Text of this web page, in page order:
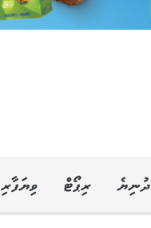
ދުނިޔެ ރިޕޯޓް ވިޔަފާރި